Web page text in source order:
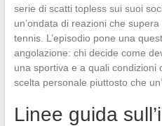
serie di scatti topless sui suoi
un’ondata di reazioni che
tennis. L’episodio pone una
angolazione: chi decide come
una sportiva e a quali condizioni
scelta personale piuttosto che
Linee guida